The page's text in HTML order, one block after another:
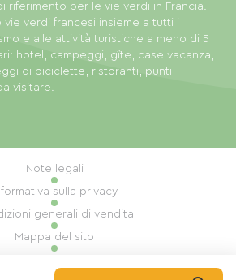
riferimento per le vie verdi in Francia.
vie verdi francesi insieme a tutti i
e alle attività turistiche a meno di 5
hotel, campeggi, gîte, case vacanza,
di biciclette, ristoranti, punti
visitare.
Note legali
sulla privacy
generali di vendita
Mappa del sito